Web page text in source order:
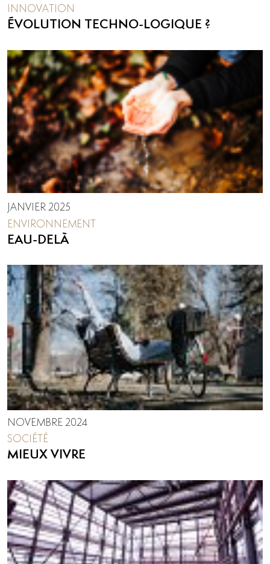
INNOVATION
ÉVOLUTION TECHNO-LOGIQUE ?
JANVIER 2025
ENVIRONNEMENT
EAU-DELÀ
NOVEMBRE 2024
SOCIÉTÉ
MIEUX VIVRE